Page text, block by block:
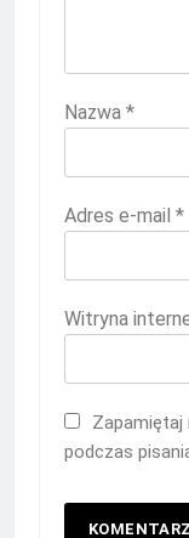
Nazwa *
Adres e-mail *
Witryna
Zapamiętaj
podczas